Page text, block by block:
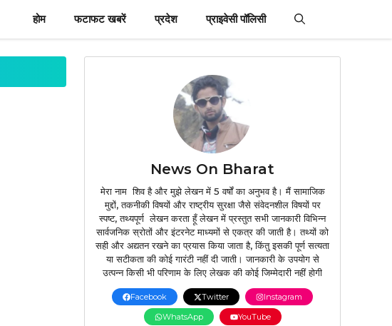
होम फटाफट खबरें प्रदेश प्राइवेसी पॉलिसी
News On Bharat
मेरा नाम शिव है और मुझे लेखन में 5 वर्षों का अनुभव है। मैं सामाजिक
मुद्दों, तकनीकी विषयों और राष्ट्रीय सुरक्षा जैसे संवेदनशील विषयों पर
स्पष्ट, तथ्यपूर्ण लेखन करता हूँ लेखन में प्रस्तुत सभी जानकारी विभिन्न
सार्वजनिक स्रोतों और इंटरनेट माध्यमों से एकत्र की जाती है। तथ्यों को
सही और अद्यतन रखने का प्रयास किया जाता है, किंतु इसकी पूर्ण सत्यता
या सटीकता की कोई गारंटी नहीं दी जाती। जानकारी के उपयोग से
उत्पन्न किसी भी परिणाम के लिए लेखक की कोई जिम्मेदारी नहीं होगी
Facebook Twitter
Instagram
WhatsApp
YouTube